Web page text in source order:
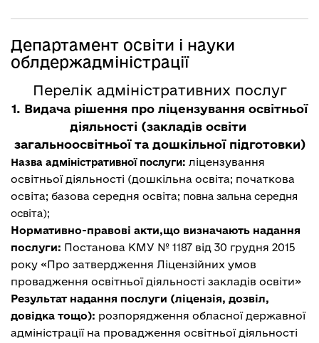
Департамент освіти і науки
облдержадміністрації
Перелік адміністративних послуг
1. Видача рішення про ліцензування освітньої
діяльності (закладів освіти
загальноосвітньої та дошкільної підготовки)
Назва адміністративної послуги: ліцензування
освітньої діяльності (дошкільна освіта; початкова
освіта; базова середня освіта; повна зальна середня
освіта);
Нормативно-правові акти,що визначають надання
послуги: Постанова КМУ № 1187 від 30 грудня 2015
року «Про затвердження Ліцензійних умов
провадження освітньої діяльності закладів освіти»
Результат надання послуги (ліцензія, дозвіл,
довідка тощо): розпорядження обласної державної
адміністрації на провадження освітньої діяльності